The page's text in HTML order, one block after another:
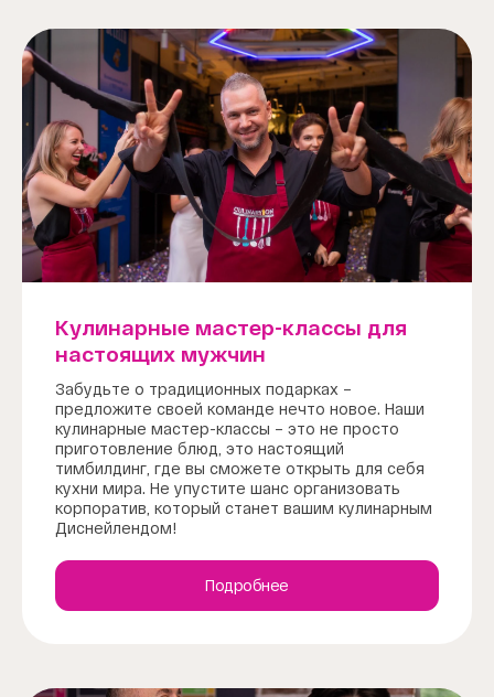
Кулинарные мастер-классы для
настоящих мужчин
Забудьте о традиционных подарках –
предложите своей команде нечто новое. Наши
кулинарные мастер-классы – это не просто
приготовление блюд, это настоящий
тимбилдинг, где вы сможете открыть для себя
кухни мира. Не упустите шанс организовать
корпоратив, который станет вашим кулинарным
Диснейлендом!
Подробнее